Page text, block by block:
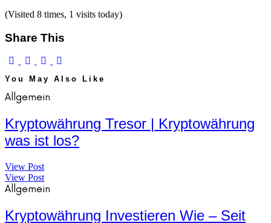
(Visited 8 times, 1 visits today)
Share This
You May Also Like
Allgemein
Kryptowährung Tresor | Kryptowährung
was ist los?
View Post
View Post
Allgemein
Kryptowährung Investieren Wie – Seit